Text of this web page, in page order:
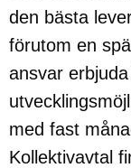
den bästa
förutom en
ansvar
med fast
Kollektivavtal